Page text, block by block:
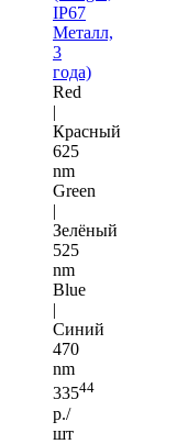
IP67
Металл,
3
года)
Red
|
Красный
625
nm
Green
|
Зелёный
525
nm
Blue
|
Синий
470
nm
33544
р./
шт